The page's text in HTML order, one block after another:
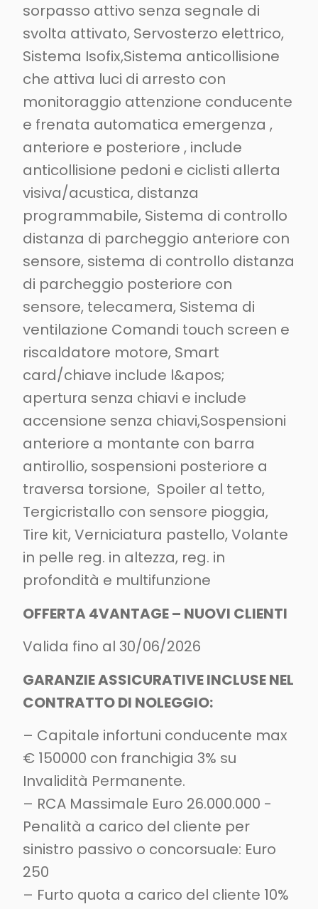
sorpasso attivo senza segnale di
svolta attivato, Servosterzo elettrico,
Sistema Isofix,Sistema anticollisione
che attiva luci di arresto con
monitoraggio attenzione conducente
e frenata automatica emergenza ,
anteriore e posteriore , include
anticollisione pedoni e ciclisti allerta
visiva/acustica, distanza
programmabile, Sistema di controllo
distanza di parcheggio anteriore con
sensore, sistema di controllo distanza
di parcheggio posteriore con
sensore, telecamera, Sistema di
ventilazione Comandi touch screen e
riscaldatore motore, Smart
card/chiave include l&apos;
apertura senza chiavi e include
accensione senza chiavi,Sospensioni
anteriore a montante con barra
antirollio, sospensioni posteriore a
traversa torsione, Spoiler al tetto,
Tergicristallo con sensore pioggia,
Tire kit, Verniciatura pastello, Volante
in pelle reg. in altezza, reg. in
profondità e multifunzione
OFFERTA 4VANTAGE – NUOVI CLIENTI
Valida fino al 30/06/2026
GARANZIE ASSICURATIVE INCLUSE NEL
CONTRATTO DI NOLEGGIO:
– Capitale infortuni conducente max
€ 150000 con franchigia 3% su
Invalidità Permanente.
– RCA Massimale Euro 26.000.000 -
Penalità a carico del cliente per
sinistro passivo o concorsuale: Euro
250
– Furto quota a carico del cliente 10%